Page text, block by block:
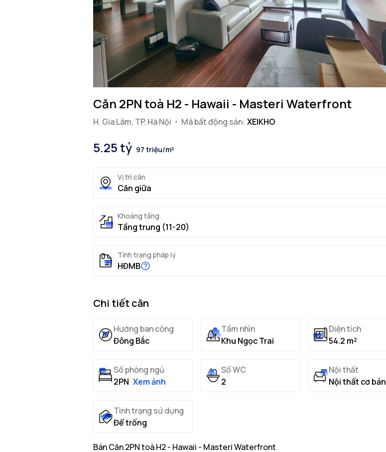
Căn 2PN toà H2 - Hawaii - Masteri Waterfront
H. Gia Lâm, TP. Hà Nội Mã bất động sản: XEIKHO
5.25 tỷ 97 triệu/m²
Vị trí căn
Căn giữa
Khoảng tầng
Tầng trung (11-20)
Tình trạng pháp lý
HĐMB
Chi tiết căn
Hướng ban công
Đông Bắc
Tầm nhìn
Khu Ngọc Trai
Diện tích
54.2 m²
Số phòng ngủ
2PN Xem ảnh
Số WC
2
Nội thất
Nội thất cơ bản
Tình trạng sử dụng
Để trống
Bán Căn 2PN toà H2 - Hawaii - Masteri Waterfront